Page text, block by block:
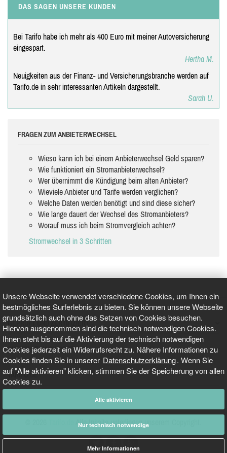
Unsere Webseite verwendet verschiedene Cookies, um Ihnen ein
bestmögliches Surferlebnis zu bieten. Sie können unsere Webseite
grundsätzlich auch ohne das Setzen von Cookies besuchen.
Hiervon ausgenommen sind die technisch notwendigen Cookies.
Ihnen steht bis auf die Aktivierung der technisch notwendigen
Cookies jederzeit ein Widerrufsrecht zu. Nähere Informationen zu
Cookies finden Sie in unserer Datenschutzerklärung. Wenn Sie
auf "Alle aktivieren" klicken, stimmen Sie der Speicherung von allen
Cookies zu.
Alle aktivieren
Nur technisch notwendige
Mehr Informationen
DAS SAGEN UNSERE KUNDEN
Bei Tarifo habe ich mehr als 400 Euro mit meiner Autoversicherung
eingespart.
Hertha M.
Neuigkeiten aus der Finanz- und Versicherungsbranche werden auf
Tarifo.de in sehr interessanten Artikeln dargestellt.
Sarah U.
FRAGEN ZUM ANBIETERWECHSEL
Wieso kann ich bei einem Anbieterwechsel Geld sparen?
Wie funktioniert ein Stromanbieterwechsel?
Wer übernimmt die Kündigung beim alten Anbieter?
Wieviele Anbieter und Tarife werden verglichen?
Welche Daten werden benötigt und sind diese sicher?
Wie lange dauert der Wechsel des Stromanbieters?
Worauf muss ich beim Stromvergleich achten?
Stromwechsel in 3 Schritten
GEPRÜFT UND ZERTIFIZIERT
AKTUELLE NACHRICHTEN
TARIFO.DE
Alle Inhalte unterliegen unserem Copyright.